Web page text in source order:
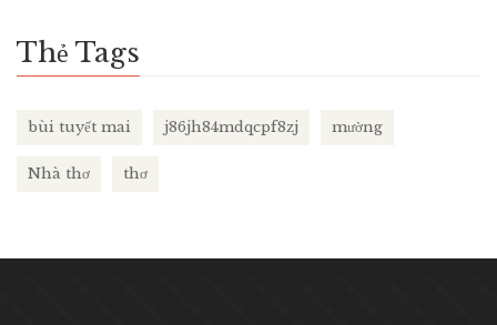
Thẻ Tags
bùi tuyết mai j86jh84mdqcpf8zj mường
Nhà thơ thơ